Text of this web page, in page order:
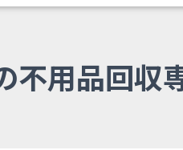
不用品回収